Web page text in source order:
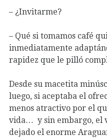
– ¿Invitarme?
– Qué si tomamos café
inmediatamente
rapidez que le pilló
Desde su macetita
luego, si aceptaba el
menos atractivo por el
vida… y sin embargo, el
dejado el enorme